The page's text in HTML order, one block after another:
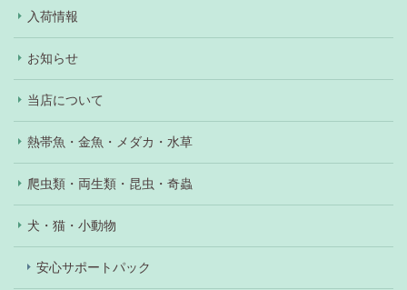
入荷情報
お知らせ
当店について
熱帯魚・金魚・メダカ・水草
爬虫類・両生類・昆虫・奇蟲
犬・猫・小動物
安心サポートパック